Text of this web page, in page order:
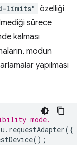
limits" özelliği
sürece
kalması
modun
yapılması
mode.
. requestAdapter({
();